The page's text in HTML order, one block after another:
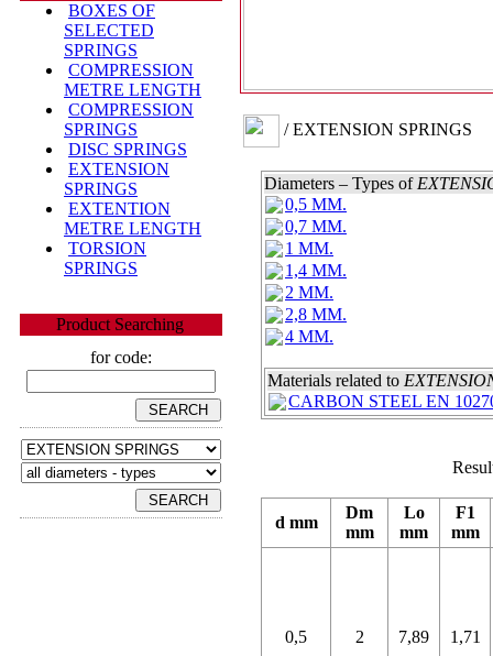
BOXES OF
SELECTED
SPRINGS
COMPRESSION
METRE LENGTH
COMPRESSION
SPRINGS
DISC SPRINGS
EXTENSION
SPRINGS
EXTENTION
METRE LENGTH
TORSION
SPRINGS
Product Searching
for code:
/ EXTENSION SPRINGS
Diameters – Types of
0,5 MM.
0,7 MM.
1 MM.
1,4 MM.
2 MM.
2,8 MM.
4 MM.
Materials related to
CARBON STEEL EN
d mm
Dm
mm
Lo
mm
F1
mm
0,5 2 7,89 1,71